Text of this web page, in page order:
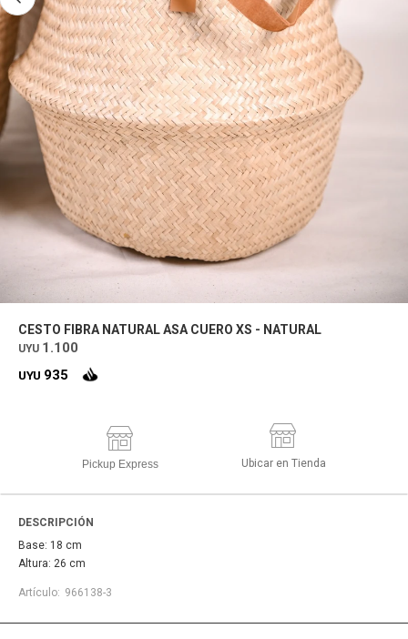
CESTO FIBRA NATURAL ASA CUERO XS - NATURAL
UYU 1.100
UYU 935
Pickup Express Ubicar en Tienda
DESCRIPCIÓN
Base: 18 cm
Altura: 26 cm
966138-3